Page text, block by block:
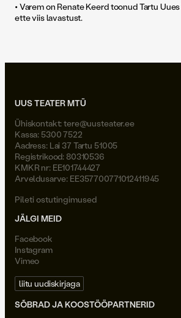
• Varem on Renate Keerd toonud Tartu
ette viis lavastust.
UUS TEATER MTÜ
Ühiskontakt:tere@uusteater.ee
Kassa: 5300 7522
Aadress: Lai 37 Tartu 51005
Registrikood: 80310536
KMKR nr: EE101744427
Arveldusarve: EE357700771012411945
Pileti ostutingimused
JÄLGI MEID
Facebook
Instagram
Vimeo
liitu uudiskirjaga
SÕBRAD JA KOOSTÖÖPARTNERID